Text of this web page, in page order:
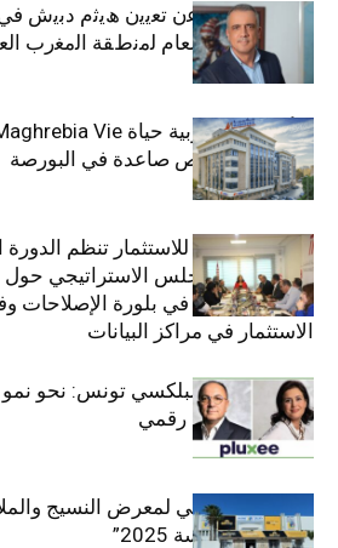
ﺗﯾﺗرا ﺑﺎك ﺗﻌﻠن ﻋن ﺗﻌﯾﯾن ھﯾﺛم دﺑﯾش
ﻣﻧﺻب اﻟﻣدﯾر اﻟﻌﺎم ﻟﻣﻧطﻘﺔ اﻟﻣﻐرب
وﻏرب أﻓرﯾﻘﯾﺎ
فاعل رائد بفرص صاعدة في البورصة
(+34.8%)
الهيئة التونسية للاستثمار تنظم الدورة
والعشرين للمجلس الاستراتيجي حول
القطاع الخاص في بلورة الإصلاحات
الاستثمار في مراكز البيانات
قيادة مزدوجة لبلكسي تونس: نحو نمو
متسارع وتحول رقمي
الافتتاح الرسمي لمعرض النسيج
“إنترتكس سوسة 2025”